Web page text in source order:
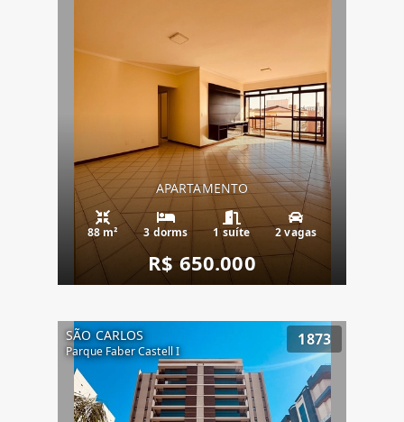
APARTAMENTO
88 m² 3 dorms 1 suíte 2 vagas
R$ 650.000
SÃO CARLOS
Parque Faber Castell I
1873